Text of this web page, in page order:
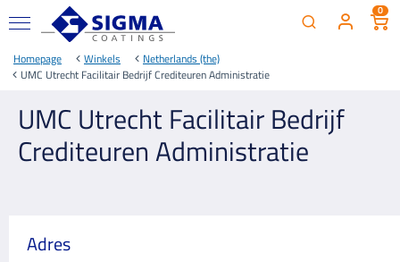
0
Homepage Winkels
Netherlands (the)
UMC Utrecht Facilitair Bedrijf Crediteuren Administratie
UMC Utrecht Facilitair Bedrijf
Crediteuren Administratie
Adres